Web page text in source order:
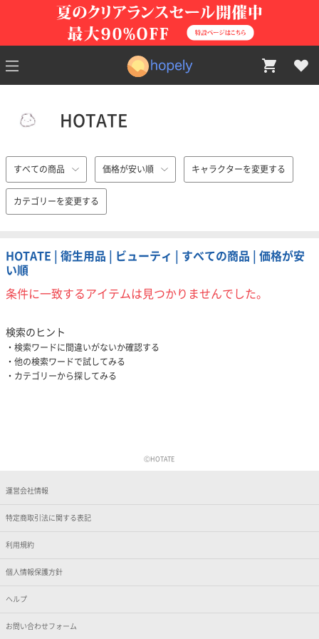
HOTATE
すべての商品 価格が安い順 キャラクターを変更する
カテゴリーを変更する
HOTATE | 衛生用品 | ビューティ | すべての商品 | 価格が安
い順
条件に一致するアイテムは見つかりませんでした。
検索のヒント
検索ワードに間違いがないか確認する
他の検索ワードで試してみる
カテゴリーから探してみる
ⒸHOTATE
運営会社情報
特定商取引法に関する表記
利用規約
個人情報保護方針
ヘルプ
お問い合わせフォーム